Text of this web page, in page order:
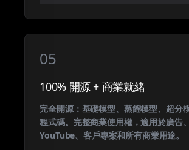
05
100% 開源 + 商業就緒
完全開源：基礎模型、蒸餾模型、超分
程式碼。完整商業使用權，適用於廣告、
YouTube、客戶專案和所有商業用途。